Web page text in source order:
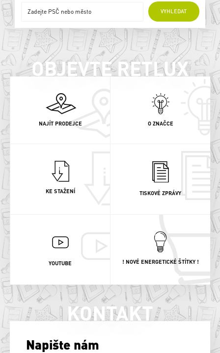
VYHLEDAT
ONLINE PRODEJCI
OBJEVTE RETLUX
NAJÍT PRODEJCE O ZNAČCE
KE STAŽENÍ TISKOVÉ ZPRÁVY
YOUTUBE ! NOVÉ ENERGETICKÉ ŠTÍTKY !
KONTAKT
Napište nám